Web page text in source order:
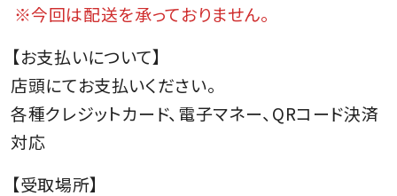
※今回は配送を承っておりません。
【お支払いについて】
店頭にてお支払いください。
各種クレジットカード、電子マネー、QRコード決済
対応
【受取場所】